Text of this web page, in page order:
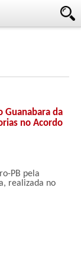
Guanabara da
no Acordo
PB pela
realizada no